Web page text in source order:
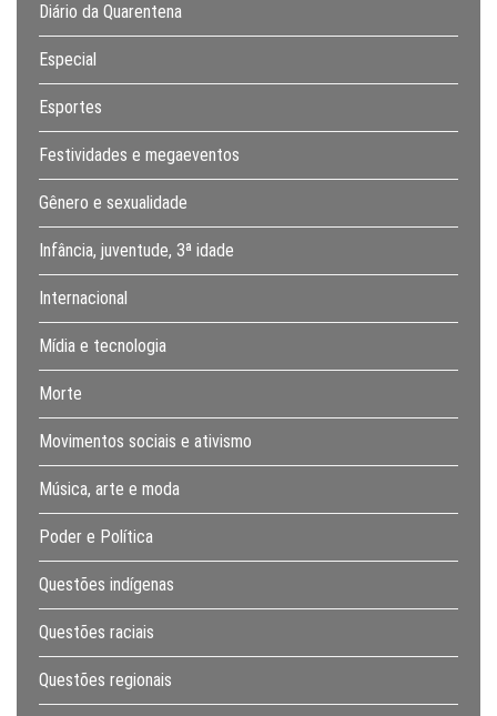
Diário da Quarentena
Especial
Esportes
Festividades e megaeventos
Gênero e sexualidade
Infância, juventude, 3ª idade
Internacional
Mídia e tecnologia
Morte
Movimentos sociais e ativismo
Música, arte e moda
Poder e Política
Questões indígenas
Questões raciais
Questões regionais